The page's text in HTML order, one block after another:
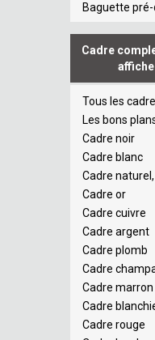
Baguette
Cadre
Tous les
Les bons
Cadre noir
Cadre blanc
Cadre
Cadre or
Cadre cuivre
Cadre argent
Cadre plomb
Cadre
Cadre
Cadre
Cadre rouge